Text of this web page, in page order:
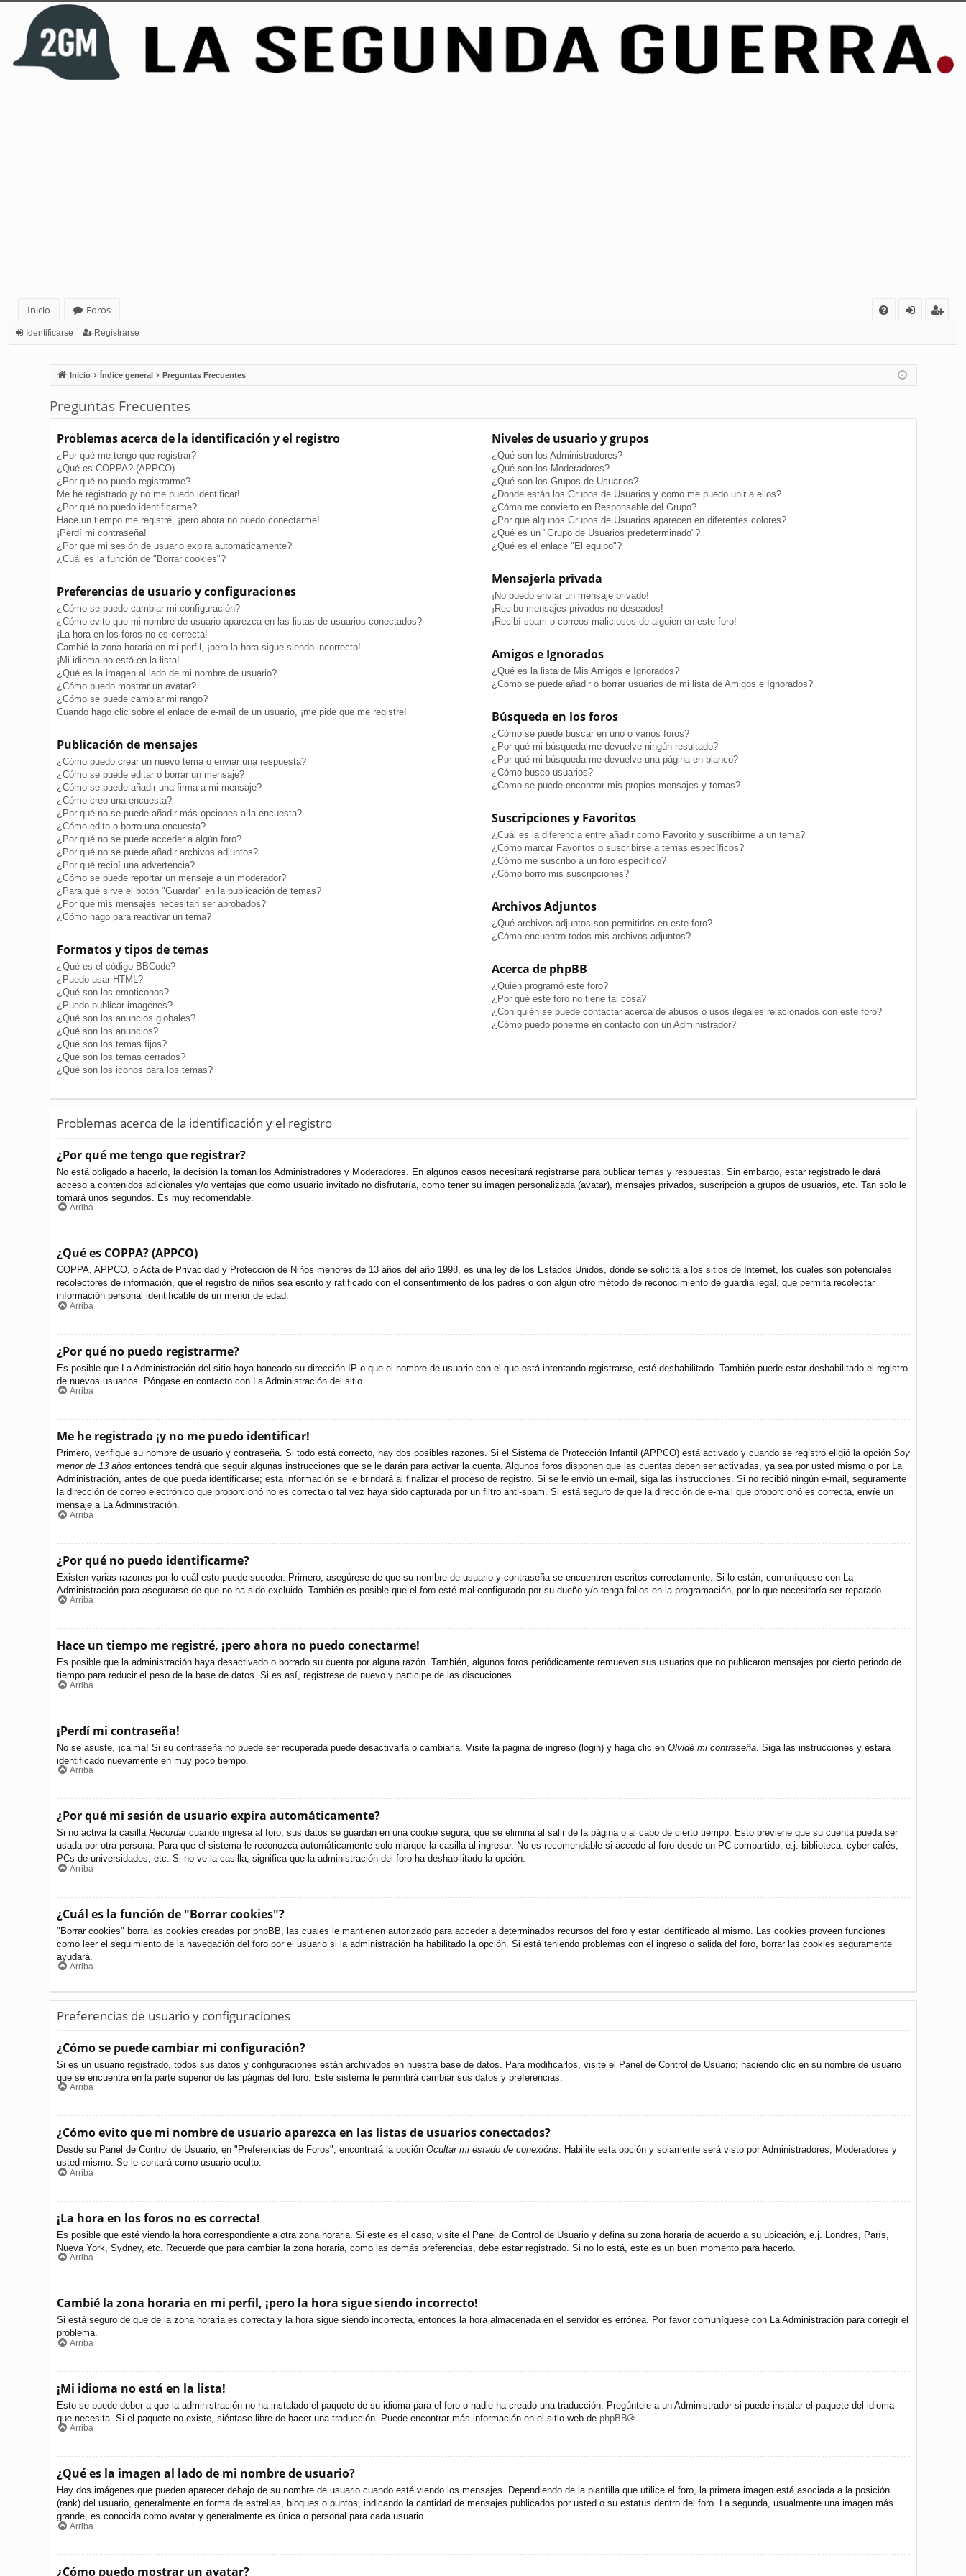
Inicio
Foros
rs
Identificarse Registrarse
Inicio Índice general Preguntas Frecuentes
Preguntas Frecuentes
Problemas acerca de la identificación y el registro
¿Por qué me tengo que registrar?
¿Qué es COPPA? (APPCO)
¿Por qué no puedo registrarme?
Me he registrado ¡y no me puedo identificar!
¿Por qué no puedo identificarme?
Hace un tiempo me registré, ¡pero ahora no puedo conectarme!
¡Perdí mi contraseña!
¿Por qué mi sesión de usuario expira automáticamente?
¿Cuál es la función de "Borrar cookies"?
Preferencias de usuario y configuraciones
¿Cómo se puede cambiar mi configuración?
¿Cómo evito que mi nombre de usuario aparezca en las listas de usuarios conectados?
¡La hora en los foros no es correcta!
Cambié la zona horaria en mi perfil, ¡pero la hora sigue siendo incorrecto!
¡Mi idioma no está en la lista!
¿Qué es la imagen al lado de mi nombre de usuario?
¿Cómo puedo mostrar un avatar?
¿Cómo se puede cambiar mi rango?
Cuando hago clic sobre el enlace de e-mail de un usuario, ¡me pide que me registre!
Publicación de mensajes
¿Cómo puedo crear un nuevo tema o enviar una respuesta?
¿Cómo se puede editar o borrar un mensaje?
¿Cómo se puede añadir una firma a mi mensaje?
¿Cómo creo una encuesta?
¿Por qué no se puede añadir más opciones a la encuesta?
¿Cómo edito o borro una encuesta?
¿Por qué no se puede acceder a algún foro?
¿Por qué no se puede añadir archivos adjuntos?
¿Por qué recibí una advertencia?
¿Cómo se puede reportar un mensaje a un moderador?
¿Para qué sirve el botón "Guardar" en la publicación de temas?
¿Por qué mis mensajes necesitan ser aprobados?
¿Cómo hago para reactivar un tema?
Formatos y tipos de temas
¿Qué es el código BBCode?
¿Puedo usar HTML?
¿Qué son los emoticonos?
¿Puedo publicar imagenes?
¿Qué son los anuncios globales?
¿Qué son los anuncios?
¿Qué son los temas fijos?
¿Qué son los temas cerrados?
¿Qué son los iconos para los temas?
Niveles de usuario y grupos
¿Qué son los Administradores?
¿Qué son los Moderadores?
¿Qué son los Grupos de Usuarios?
¿Donde están los Grupos de Usuarios y como me puedo unir a ellos?
¿Cómo me convierto en Responsable del Grupo?
¿Por qué algunos Grupos de Usuarios aparecen en diferentes colores?
¿Qué es un "Grupo de Usuarios predeterminado"?
¿Qué es el enlace "El equipo"?
Mensajería privada
¡No puedo enviar un mensaje privado!
¡Recibo mensajes privados no deseados!
¡Recibí spam o correos maliciosos de alguien en este foro!
Amigos e Ignorados
¿Qué es la lista de Mis Amigos e Ignorados?
¿Cómo se puede añadir o borrar usuarios de mi lista de Amigos e Ignorados?
Búsqueda en los foros
¿Cómo se puede buscar en uno o varios foros?
¿Por qué mi búsqueda me devuelve ningún resultado?
¿Por qué mi búsqueda me devuelve una página en blanco?
¿Cómo busco usuarios?
¿Como se puede encontrar mis propios mensajes y temas?
Suscripciones y Favoritos
¿Cuál es la diferencia entre añadir como Favorito y suscribirme a un tema?
¿Cómo marcar Favoritos o suscribirse a temas específicos?
¿Cómo me suscribo a un foro específico?
¿Cómo borro mis suscripciones?
Archivos Adjuntos
¿Qué archivos adjuntos son permitidos en este foro?
¿Cómo encuentro todos mis archivos adjuntos?
Acerca de phpBB
¿Quién programó este foro?
¿Por qué este foro no tiene tal cosa?
¿Con quién se puede contactar acerca de abusos o usos ilegales relacionados con este foro?
¿Cómo puedo ponerme en contacto con un Administrador?
Problemas acerca de la identificación y el registro
¿Por qué me tengo que registrar?
No está obligado a hacerlo, la decisión la toman los Administradores y Moderadores. En algunos casos necesitará registrarse para publicar temas y respuestas. Sin embargo, estar registrado le dará
acceso a contenidos adicionales y/o ventajas que como usuario invitado no disfrutaría, como tener su imagen personalizada (avatar), mensajes privados, suscripción a grupos de usuarios, etc. Tan solo le
tomará unos segundos. Es muy recomendable.
Arriba
¿Qué es COPPA? (APPCO)
COPPA, APPCO, o Acta de Privacidad y Protección de Niños menores de 13 años del año 1998, es una ley de los Estados Unidos, donde se solicita a los sitios de Internet, los cuales son potenciales
recolectores de información, que el registro de niños sea escrito y ratificado con el consentimiento de los padres o con algún otro método de reconocimiento de guardia legal, que permita recolectar
información personal identificable de un menor de edad.
Arriba
¿Por qué no puedo registrarme?
Es posible que La Administración del sitio haya baneado su dirección IP o que el nombre de usuario con el que está intentando registrarse, esté deshabilitado. También puede estar deshabilitado el registro
de nuevos usuarios. Póngase en contacto con La Administración del sitio.
Arriba
Me he registrado ¡y no me puedo identificar!
Primero, verifique su nombre de usuario y contraseña. Si todo está correcto, hay dos posibles razones. Si el Sistema de Protección Infantil (APPCO) está activado y cuando se registró eligió la opción Soy
menor de 13 años entonces tendrá que seguir algunas instrucciones que se le darán para activar la cuenta. Algunos foros disponen que las cuentas deben ser activadas, ya sea por usted mismo o por La
Administración, antes de que pueda identificarse; esta información se le brindará al finalizar el proceso de registro. Si se le envió un e-mail, siga las instrucciones. Si no recibió ningún e-mail, seguramente
la dirección de correo electrónico que proporcionó no es correcta o tal vez haya sido capturada por un filtro anti-spam. Si está seguro de que la dirección de e-mail que proporcionó es correcta, envíe un
mensaje a La Administración.
Arriba
¿Por qué no puedo identificarme?
Existen varias razones por lo cuál esto puede suceder. Primero, asegúrese de que su nombre de usuario y contraseña se encuentren escritos correctamente. Si lo están, comuníquese con La
Administración para asegurarse de que no ha sido excluido. También es posible que el foro esté mal configurado por su dueño y/o tenga fallos en la programación, por lo que necesitaría ser reparado.
Arriba
Hace un tiempo me registré, ¡pero ahora no puedo conectarme!
Es posible que la administración haya desactivado o borrado su cuenta por alguna razón. También, algunos foros periódicamente remueven sus usuarios que no publicaron mensajes por cierto periodo de
tiempo para reducir el peso de la base de datos. Si es así, registrese de nuevo y participe de las discuciones.
Arriba
¡Perdí mi contraseña!
No se asuste, ¡calma! Si su contraseña no puede ser recuperada puede desactivarla o cambiarla. Visite la página de ingreso (login) y haga clic en Olvidé mi contraseña. Siga las instrucciones y estará
identificado nuevamente en muy poco tiempo.
Arriba
¿Por qué mi sesión de usuario expira automáticamente?
Si no activa la casilla Recordarcuando ingresa al foro, sus datos se guardan en una cookie segura, que se elimina al salir de la página o al cabo de cierto tiempo. Esto previene que su cuenta pueda ser
usada por otra persona. Para que el sistema le reconozca automáticamente solo marque la casilla al ingresar. No es recomendable si accede al foro desde un PC compartido, e.j. biblioteca, cyber-cafés,
PCs de universidades, etc. Si no ve la casilla, significa que la administración del foro ha deshabilitado la opción.
Arriba
¿Cuál es la función de "Borrar cookies"?
"Borrar cookies" borra las cookies creadas por phpBB, las cuales le mantienen autorizado para acceder a determinados recursos del foro y estar identificado al mismo. Las cookies proveen funciones
como leer el seguimiento de la navegación del foro por el usuario si la administración ha habilitado la opción. Si está teniendo problemas con el ingreso o salida del foro, borrar las cookies seguramente
ayudará.
Arriba
Preferencias de usuario y configuraciones
¿Cómo se puede cambiar mi configuración?
Si es un usuario registrado, todos sus datos y configuraciones están archivados en nuestra base de datos. Para modificarlos, visite el Panel de Control de Usuario; haciendo clic en su nombre de usuario
que se encuentra en la parte superior de las páginas del foro. Este sistema le permitirá cambiar sus datos y preferencias.
Arriba
¿Cómo evito que mi nombre de usuario aparezca en las listas de usuarios conectados?
Desde su Panel de Control de Usuario, en "Preferencias de Foros", encontrará la opción Ocultar mi estado de conexións. Habilite esta opción y solamente será visto por Administradores, Moderadores y
usted mismo. Se le contará como usuario oculto.
Arriba
¡La hora en los foros no es correcta!
Es posible que esté viendo la hora correspondiente a otra zona horaria. Si este es el caso, visite el Panel de Control de Usuario y defina su zona horaria de acuerdo a su ubicación, e.j. Londres, París,
Nueva York, Sydney, etc. Recuerde que para cambiar la zona horaria, como las demás preferencias, debe estar registrado. Si no lo está, este es un buen momento para hacerlo.
Arriba
Cambié la zona horaria en mi perfil, ¡pero la hora sigue siendo incorrecto!
Si está seguro de que de la zona horaria es correcta y la hora sigue siendo incorrecta, entonces la hora almacenada en el servidor es errónea. Por favor comuníquese con La Administración para corregir el
problema.
Arriba
¡Mi idioma no está en la lista!
Esto se puede deber a que la administración no ha instalado el paquete de su idioma para el foro o nadie ha creado una traducción. Pregúntele a un Administrador si puede instalar el paquete del idioma
que necesita. Si el paquete no existe, siéntase libre de hacer una traducción. Puede encontrar más información en el sitio web de phpBB®
Arriba
¿Qué es la imagen al lado de mi nombre de usuario?
Hay dos imágenes que pueden aparecer debajo de su nombre de usuario cuando esté viendo los mensajes. Dependiendo de la plantilla que utilice el foro, la primera imagen está asociada a la posición
(rank) del usuario, generalmente en forma de estrellas, bloques o puntos, indicando la cantidad de mensajes publicados por usted o su estatus dentro del foro. La segunda, usualmente una imagen más
grande, es conocida como avatar y generalmente es única o personal para cada usuario.
Arriba
¿Cómo puedo mostrar un avatar?